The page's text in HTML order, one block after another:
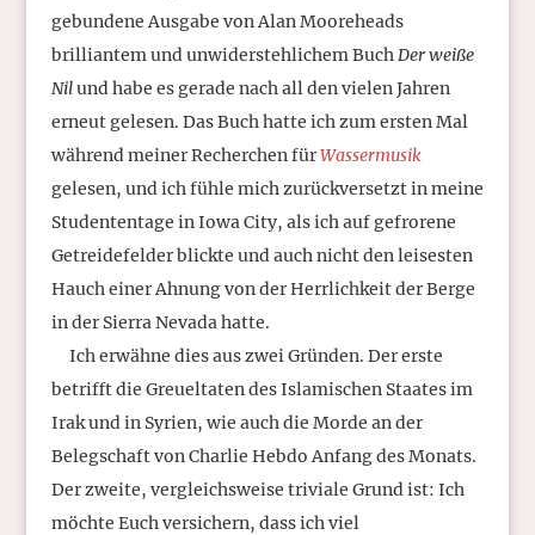
gebundene Ausgabe von Alan Mooreheads
brilliantem und unwiderstehlichem BuchDer weiße
Nilund habe es gerade nach all den vielen Jahren
erneut gelesen. Das Buch hatte ich zum ersten Mal
während meiner Recherchen fürWassermusik
gelesen, und ich fühle mich zurückversetzt in meine
Studententage in Iowa City, als ich auf gefrorene
Getreidefelder blickte und auch nicht den leisesten
Hauch einer Ahnung von der Herrlichkeit der Berge
in der Sierra Nevada hatte.
Ich erwähne dies aus zwei Gründen. Der erste
betrifft die Greueltaten des Islamischen Staates im
Irak und in Syrien, wie auch die Morde an der
Belegschaft von Charlie Hebdo Anfang des Monats.
Der zweite, vergleichsweise triviale Grund ist: Ich
möchte Euch versichern, dass ich viel